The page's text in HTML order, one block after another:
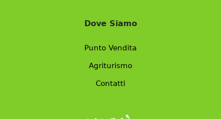
Dove Siamo
Punto Vendita
Agriturismo
Contatti